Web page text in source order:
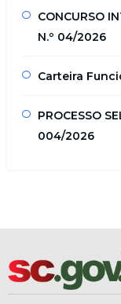
CONCURSO
N.º 04/2026
Carteira
PROCESSO
004/2026